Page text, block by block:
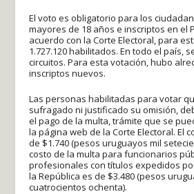
El voto es obligatorio para los
mayores de 18 años e inscriptos en el
acuerdo con la Corte Electoral, para
1.727.120 habilitados. En todo el país,
circuitos. Para esta votación, hubo
inscriptos nuevos.
Las personas habilitadas para votar
sufragado ni justificado su omisión,
el pago de la multa, trámite que se
la página web de la Corte Electoral. El
de $1.740 (pesos uruguayos mil
costo de la multa para funcionarios
profesionales con títulos expedidos
la República es de $3.480 (pesos
cuatrocientos ochenta).